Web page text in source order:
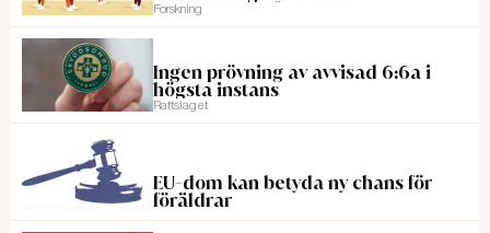
Forskning
Ingen prövning av avvisad 6:6a i
högsta instans
Rattslaget
EU-dom kan betyda ny chans för
föräldrar